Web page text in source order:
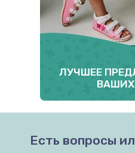
ЛУЧШЕЕ
Есть вопросы